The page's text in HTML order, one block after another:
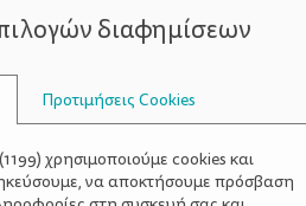
ΣΥΜΒΟΥΛΟΙ
ΚΟΡΔΌΝΙΑ
διαφημίσεων
Προτιμήσεις Cookies
(1199) χρησιμοποιούμε cookies και
να αποκτήσουμε πρόσβαση